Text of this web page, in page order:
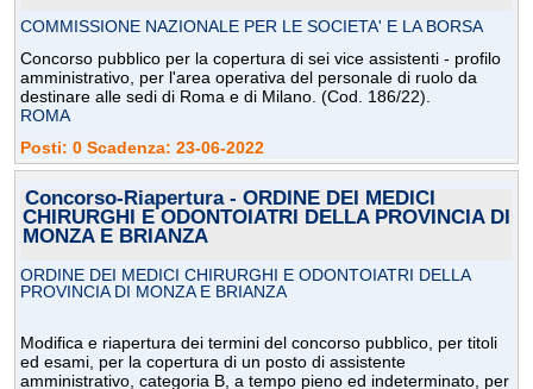
COMMISSIONE NAZIONALE PER LE SOCIETA' E LA BORSA
Concorso pubblico per la copertura di sei vice assistenti - profilo
amministrativo, per l'area operativa del personale di ruolo da
destinare alle sedi di Roma e di Milano. (Cod. 186/22).
ROMA
Posti: 0 Scadenza: 23-06-2022
Concorso-Riapertura - ORDINE DEI MEDICI
CHIRURGHI E ODONTOIATRI DELLA PROVINCIA DI
MONZA E BRIANZA
ORDINE DEI MEDICI CHIRURGHI E ODONTOIATRI DELLA
PROVINCIA DI MONZA E BRIANZA
Modifica e riapertura dei termini del concorso pubblico, per titoli
ed esami, per la copertura di un posto di assistente
amministrativo, categoria B, a tempo pieno ed indeterminato, per